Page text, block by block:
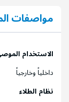
مواصفات
الاستخدام
داخلياً وخارجياً
نظام الطلاء